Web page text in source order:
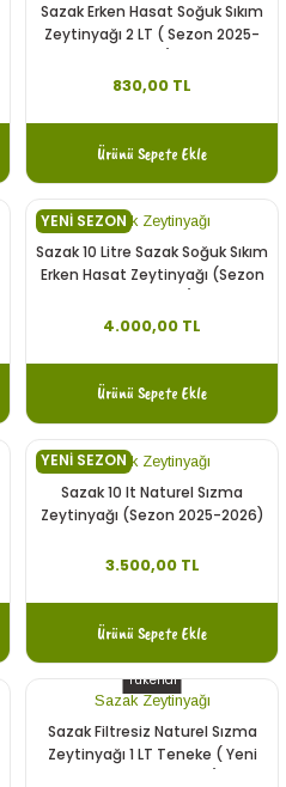
Sazak Erken Hasat Soğuk Sıkım
Zeytinyağı 2 LT ( Sezon 2025-
830,00 TL
Ürünü Sepete Ekle
YENİ SEZONSazak Zeytinyağı
Sazak 10 Litre Sazak Soğuk Sıkım
Erken Hasat Zeytinyağı (Sezon
4.000,00 TL
Ürünü Sepete Ekle
YENİ SEZONSazak Zeytinyağı
Sazak 10 lt Naturel Sızma
Zeytinyağı (Sezon 2025-2026)
3.500,00 TL
Ürünü Sepete Ekle
Tükendi
Sazak Zeytinyağı
Sazak Filtresiz Naturel Sızma
Zeytinyağı 1 LT Teneke ( Yeni